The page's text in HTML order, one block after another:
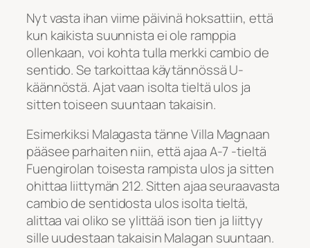
Nyt vasta ihan viime päivinä hoksattiin, että
kun kaikista suunnista ei ole ramppia
ollenkaan, voi kohta tulla merkki cambio de
sentido. Se tarkoittaa käytännössä U-
käännöstä. Ajat vaan isolta tieltä ulos ja
sitten toiseen suuntaan takaisin.
Esimerkiksi Malagasta tänne Villa Magnaan
pääsee parhaiten niin, että ajaa A-7 -tieltä
Fuengirolan toisesta rampista ulos ja sitten
ohittaa liittymän 212. Sitten ajaa seuraavasta
cambio de sentidosta ulos isolta tieltä,
alittaa vai oliko se ylittää ison tien ja liittyy
sille uudestaan takaisin Malagan suuntaan.